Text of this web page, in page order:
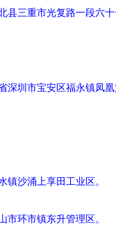
三重市光复路一段六十
圳市宝安区福永镇凤凰
沙涌上享田工业区。
环市镇东升管理区。